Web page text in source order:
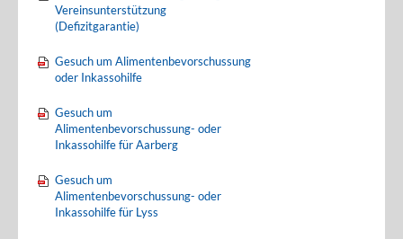
Vereinsunterstützung
(Defizitgarantie)
Gesuch um Alimentenbevorschussung
oder Inkassohilfe
Gesuch um
Alimentenbevorschussung- oder
Inkassohilfe für Aarberg
Gesuch um
Alimentenbevorschussung- oder
Inkassohilfe für Lyss